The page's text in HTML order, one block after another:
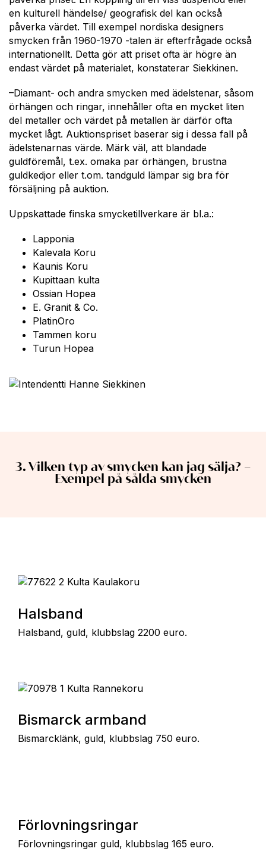
en kulturell händelse/ geografisk del kan också
påverka värdet. Till exempel nordiska designers
smycken från 1960-1970 -talen är efterfrågade också
internationellt. Detta gör att priset ofta är högre än
endast värdet på materialet, konstaterar Siekkinen.
–Diamant- och andra smycken med ädelstenar, såsom
örhängen och ringar, innehåller ofta en mycket liten
del metaller och värdet på metallen är därför ofta
mycket lågt. Auktionspriset baserar sig i dessa fall på
ädelstenarnas värde. Märk väl, att blandade
guldföremål, t.ex. omaka par örhängen, brustna
guldkedjor eller t.om. tandguld lämpar sig bra för
försäljning på auktion.
Uppskattade finska smycketillverkare är bl.a.:
Lapponia
Kalevala Koru
Kaunis Koru
Kupittaan kulta
Ossian Hopea
E. Granit & Co.
PlatinOro
Tammen koru
Turun Hopea
3. Vilken typ av smycken kan jag sälja? –
Exempel på sålda smycken
Halsband
Halsband, guld, klubbslag 2200 euro.
Bismarck armband
Bismarcklänk, guld, klubbslag 750 euro.
Förlovningsringar
Förlovningsringar guld, klubbslag 165 euro.